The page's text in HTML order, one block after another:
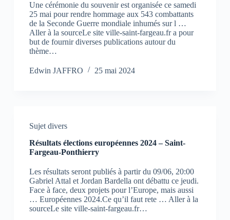
Une cérémonie du souvenir est organisée ce samedi
25 mai pour rendre hommage aux 543 combattants
de la Seconde Guerre mondiale inhumés sur l …
Aller à la sourceLe site ville-saint-fargeau.fr a pour
but de fournir diverses publications autour du
thème…
Edwin JAFFRO 25 mai 2024
Sujet divers
Résultats élections européennes 2024 – Saint-
Fargeau-Ponthierry
Les résultats seront publiés à partir du 09/06, 20:00
Gabriel Attal et Jordan Bardella ont débattu ce jeudi.
Face à face, deux projets pour l’Europe, mais aussi
… Européennes 2024.Ce qu’il faut rete … Aller à la
sourceLe site ville-saint-fargeau.fr…